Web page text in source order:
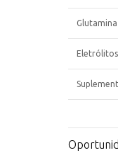
Glutamina
Eletrólitos